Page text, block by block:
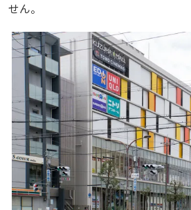
せん。